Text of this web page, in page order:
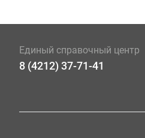
Единый справочный центр
8 (4212) 37-71-41